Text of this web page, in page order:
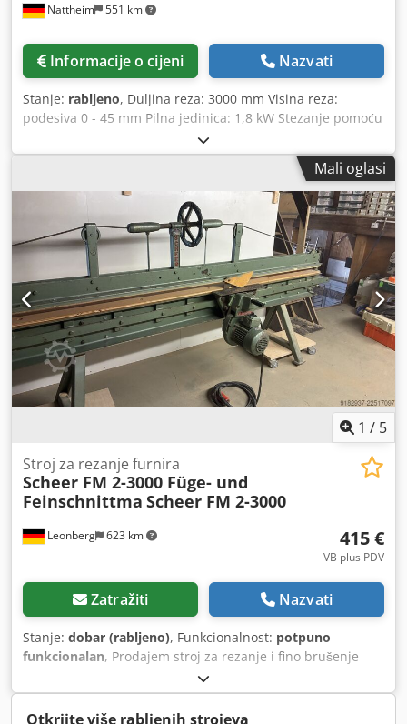
Nattheim 551 km
Informacije o cijeni Nazvati
Stanje: rabljeno, Duljina reza: 3000 mm Visina reza:
podesiva 0 - 45 mm Pilna jedinica: 1,8 kW Stezanje pomoću
ručnog kotača Lokacija skladišta: Nattheim Dedjy Hrzaopfx
Anzekr
Mali oglasi
1 / 5
Leonberg 623 km
Stroj za rezanje furnira
Scheer FM 2-3000 Füge- und
Feinschnittma Scheer FM 2-3000
415 €
VB plus PDV
Zatražiti Nazvati
Stanje: dobar (rabljeno), Funkcionalnost: potpuno
funkcionalan, Prodajem stroj za rezanje i fino brušenje
marke Scheer FM 2-30000 iz moje stolarske radionice. Stroj
je još uvijek u dobrom stanju, ali se trenutno ne koristi.
Zbog toga ga prodajem. Dkodpjztgnljfx Anzer Stroj se može
Otkrijte više rabljenih strojeva